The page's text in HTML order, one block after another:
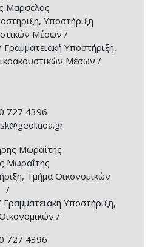
Μαρσέλος
Υποστήριξη
Μέσων /
Γραμματειακή Υποστήριξη,
Μέσων /
727 4396
Μωραΐτης
Τμήμα Οικονομικών
/
Γραμματειακή Υποστήριξη,
/
727 4396